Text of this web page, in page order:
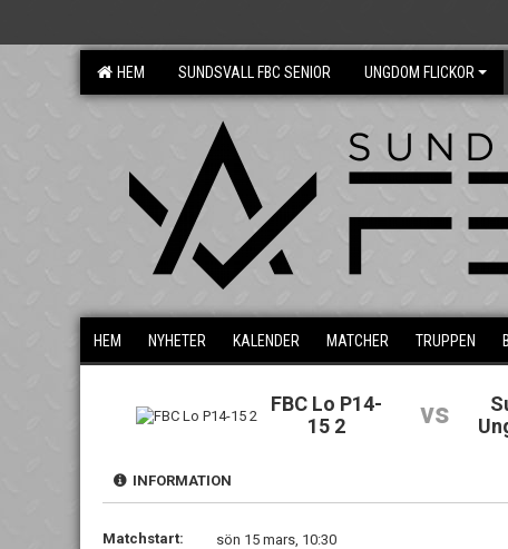
HEM SUNDSVALL FBC SENIOR UNGDOM FLICKOR
HEM NYHETER KALENDER MATCHER TRUPPEN
FBC Lo P14-
15 2
vs
INFORMATION
Matchstart:
sön 15 mars, 10:30